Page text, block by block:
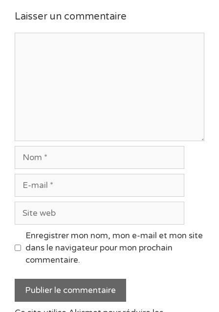
Laisser un commentaire
Enregistrer mon nom, mon e-mail et mon site
dans le navigateur pour mon prochain
commentaire.